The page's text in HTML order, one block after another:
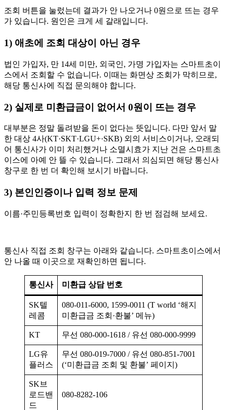
조회 버튼을 눌렀는데 결과가 안 나오거나 0원으로 뜨는 경우
가 있습니다. 원인은 크게 세 갈래입니다.
1) 애초에 조회 대상이 아닌 경우
법인 가입자, 만 14세 미만, 외국인, 가명 가입자는 스마트초이
스에서 조회할 수 없습니다. 이때는 화면상 조회가 막히므로,
해당 통신사에 직접 문의해야 합니다.
2) 실제로 미환급금이 없어서 0원이 뜨는 경우
대부분은 정말 돌려받을 돈이 없다는 뜻입니다. 다만 앞서 말
한 대상 4사(KT·SKT·LGU+·SKB) 외의 서비스이거나, 오래되
어 통신사가 이미 처리했거나 소멸시효가 지난 건은 스마트초
이스에 아예 안 뜰 수 있습니다. 그래서 의심되면 해당 통신사
창구로 한 번 더 확인해 보시기 바랍니다.
3) 본인인증이나 입력 정보 문제
이름·주민등록번호 입력이 정확한지 한 번 점검해 보세요.
통신사 직접 조회 창구는 아래와 같습니다. 스마트초이스에서
안 나올 때 이곳으로 재확인하면 됩니다.
통신사 미환급 상담 번호
SK텔
레콤
080-011-6000, 1599-0011 (T world ‘해지
미환급금 조회·환불’ 메뉴)
KT 무선 080-000-1618 / 유선 080-000-9999
LG유
플러스
무선 080-019-7000 / 유선 080-851-7001
(‘미환급금 조회 및 환불’ 페이지)
SK브
로드밴
드
080-8282-106